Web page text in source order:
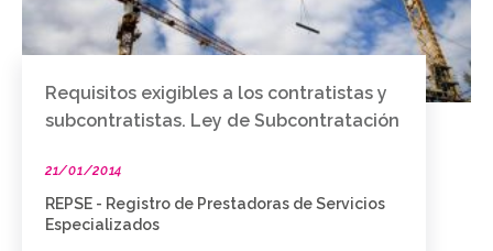
Requisitos exigibles a los contratistas y
subcontratistas. Ley de Subcontratación
21/01/2014
REPSE - Registro de Prestadoras de Servicios
Especializados